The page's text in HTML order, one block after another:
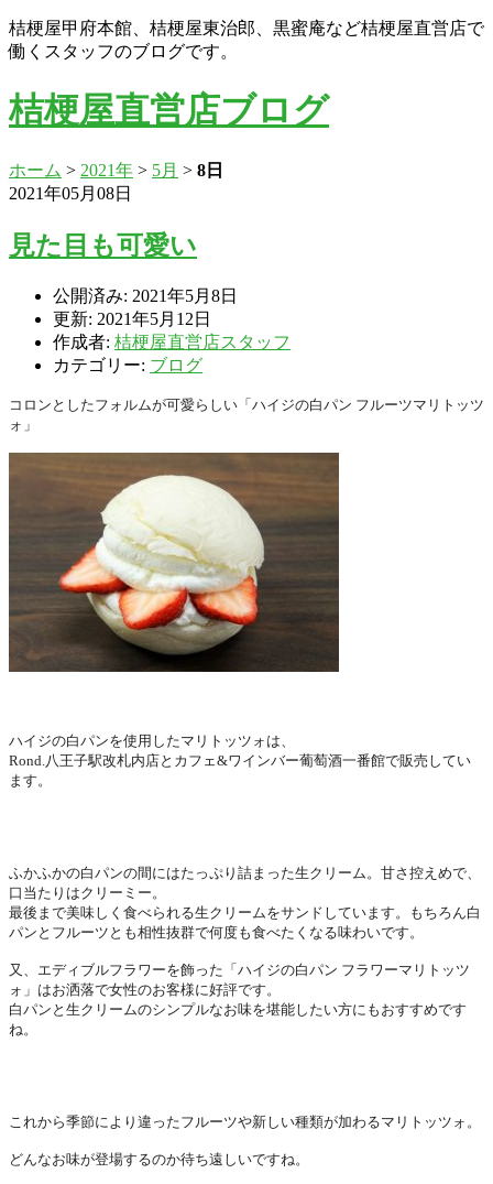
桔梗屋甲府本館、桔梗屋東治郎、黒蜜庵など桔梗屋直営店で
働くスタッフのブログです。
桔梗屋直営店ブログ
ホーム > 2021年 > 5月 > 8日
2021年05月08日
見た目も可愛い
公開済み: 2021年5月8日
更新: 2021年5月12日
作成者: 桔梗屋直営店スタッフ
カテゴリー: ブログ
コロンとしたフォルムが可愛らしい「ハイジの白パン フルーツマ リトッツ
ォ」
ハイジの白パンを使用したマリトッツォは、
Rond. 八王子駅改札内店とカフェ&ワインバー葡萄酒一番館で販売してい
ます。
ふかふかの白パンの間にはたっぷり詰まった生クリーム。 甘さ控えめで、
口当たりはクリーミー。
最後まで美味しく食べられる生クリームをサンドしています。
もちろん白
パンとフルーツとも相性抜群で何度も食べたくなる味わいです。
又、エディブルフラワーを飾った「ハイジの白パン フラワーマリ トッツ
ォ」はお洒落で女性のお客様に好評です。
白パンと生クリームのシンプルなお味を堪能したい方にもおすすめです
ね。
これから季節により違ったフルーツや新しい種類が加わるマリトッ ツォ。
どんなお味が登場するのか待ち遠しいですね。